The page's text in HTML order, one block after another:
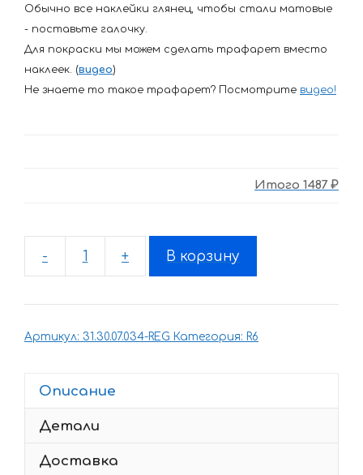
Обычно все наклейки глянец, чтобы стали матовые
- поставьте галочку.
Для покраски мы можем сделать трафарет вместо
наклеек. (видео)
Не знаете то такое трафарет? Посмотрите видео!
Итого 1487 ₽
-
Количество
Комплект
Yamaha
2007
+ В корзину
Артикул: 31.30.07.034-REG Категория: R6
Описание
Детали
Доставка